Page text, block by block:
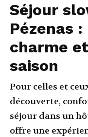
Séjour
Pézenas
charme
saison
Pour celles et
découverte,
séjour dans un
offre une